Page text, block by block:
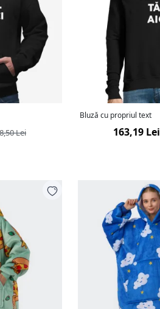
Lei
Bluză cu propriul text
163,19 Lei